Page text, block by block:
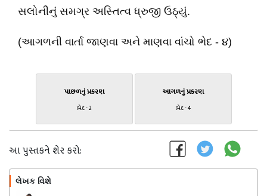
સલોનીનું સમગ્ર અસ્તિત્વ ધ્રુજી ઉઠ્યું.
(આગળની વાર્તા જાણવા અને માણવા વાંચો ભેદ - ૪)
પાછળનું પ્રકરણ
ભેદ - 2
આગળનું પ્રકરણ
ભેદ - 4
આ પુસ્તકને શેર કરો:
લેખક વિશે